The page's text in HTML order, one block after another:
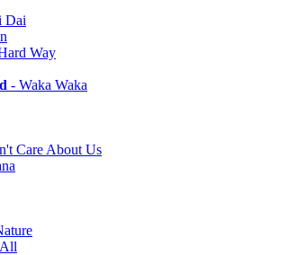
Dai
Way
- Waka Waka
Care About Us